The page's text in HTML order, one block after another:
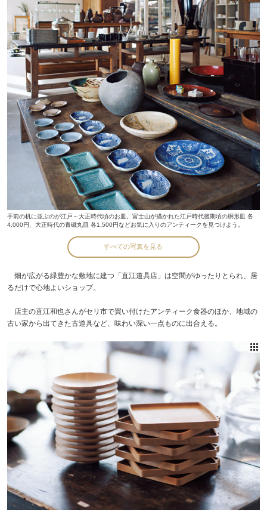
手前の机に並ぶのが江戸～大正時代頃のお皿。富士山が描かれた江戸時代後期頃の胴形皿 各
4,000円、大正時代の青磁丸皿 各1,500円などお気に入りのアンティークを見つけよう。
すべての写真を見る
畑が広がる緑豊かな敷地に建つ「直江道具店」は空間がゆったりとられ、居
るだけで心地よいショップ。
店主の直江和也さんがセリ市で買い付けたアンティーク食器のほか、地域の
古い家から出てきた古道具など、味わい深い一点ものに出合える。